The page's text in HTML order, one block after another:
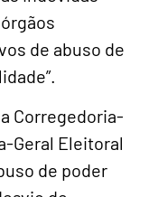
de abuso de
Corregedoria-
Geral Eleitoral
de poder